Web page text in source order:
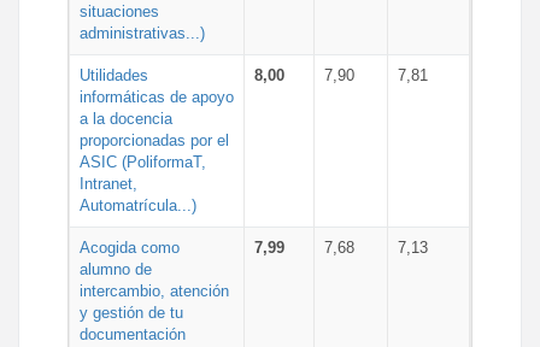
situaciones
administrativas...)
Utilidades
informáticas de apoyo
a la docencia
proporcionadas por el
ASIC (PoliformaT,
Intranet,
Automatrícula...)
8,00 7,90 7,81
Acogida como
alumno de
intercambio, atención
y gestión de tu
documentación
7,99 7,68 7,13